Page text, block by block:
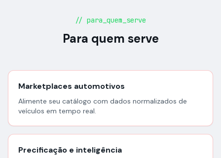
// para_quem_serve
Para quem serve
Marketplaces automotivos
Alimente seu catálogo com dados normalizados de
veículos em tempo real.
Precificação e inteligência